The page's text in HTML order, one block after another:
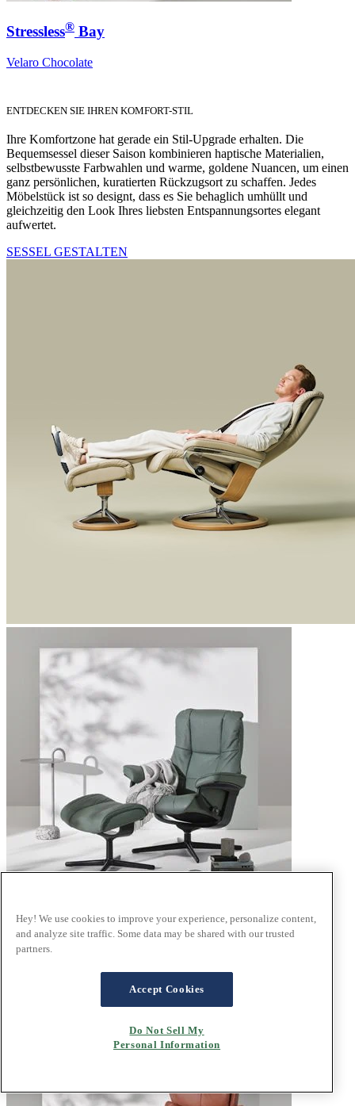
Stressless® Bay
Velaro Chocolate
ENTDECKEN SIE IHREN KOMFORT-STIL
Ihre Komfortzone hat gerade ein Stil-Upgrade erhalten. Die
Bequemsessel dieser Saison kombinieren haptische Materialien,
selbstbewusste Farbwahlen und warme, goldene Nuancen, um einen
ganz persönlichen, kuratierten Rückzugsort zu schaffen. Jedes
Möbelstück ist so designt, dass es Sie behaglich umhüllt und
gleichzeitig den Look Ihres liebsten Entspannungsortes elegant
aufwertet.
SESSEL GESTALTEN
Stressless®Mayfair
Paloma Sage Green
Hey! We use cookies to improve your experience, personalize content,
and analyze site traffic. Some data may be shared with our trusted
partners.
Accept Cookies
Do Not Sell My
Personal Information